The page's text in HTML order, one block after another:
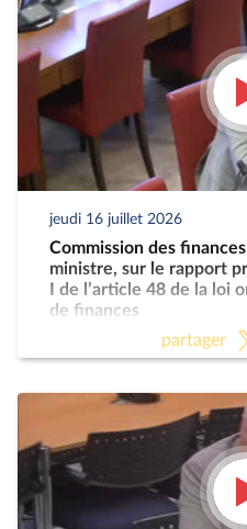
jeudi 16 juillet 2026
Commission des
ministre, sur le rapport
I de l’article 48 de la loi
de finances
partager